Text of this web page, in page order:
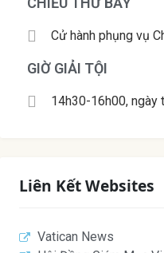
Cử hành phụng vụ
GIỜ GIẢI TỘI
14h30-16h00, ngày
Liên Kết Websites
Vatican News